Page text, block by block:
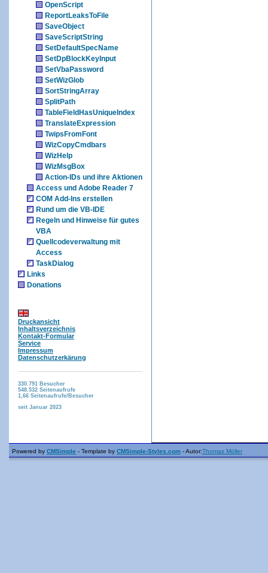
OpenScript
ReportLeaksToFile
SaveObject
SaveScriptString
SetDefaultSpecName
SetDpBlockKeyInput
SetVbaPassword
SetWizGlob
SortStringArray
SplitPath
TableFieldHasUniqueIndex
TranslateExpression
TwipsFromFont
WizCopyCmdbars
WizHelp
WizMsgBox
Action-IDs und ihre Aktionen
Access und Adobe Reader 7
COM Add-Ins erstellen
Rund um die VB-IDE
Regeln und Hinweise für gutes
VBA
Quellcodeverwaltung mit
Access
TaskDialog
Links
Donations
Druckansicht
Inhaltsverzeichnis
Kontakt-Formular
Service
Impressum
Datenschutzerkärung
330.791
Besucher
548.532 Seitenaufrufe
1,66 Seitenaufrufe/Besucher
seit Januar 2023
Powered by CMSimple - Template by CMSimple-Styles.com - Autor:Thomas Möller